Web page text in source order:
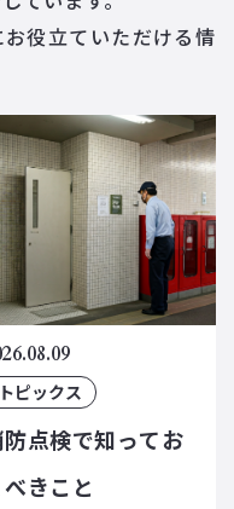
役立ていただける情
トピックス
点検で知ってお
べきこと